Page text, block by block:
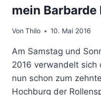
mein Barbarde
Von Thilo 10. Mai 2016
Am Samstag und
2016 verwandelt sich
nun schon zum
Hochburg der